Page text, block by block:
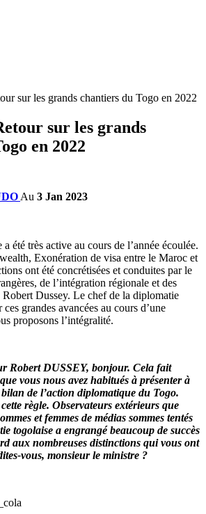
sur les grands chantiers du Togo en 2022
sur les grands
en 2022
Au 3 Jan 2023
été très active au cours de l’année écoulée.
Exonération de visa entre le Maroc et
ont été concrétisées et conduites par le
de l’intégration régionale et des
Robert Dussey. Le chef de la diplomatie
grandes avancées au cours d’une
proposons l’intégralité.
Robert DUSSEY, bonjour. Cela fait
vous nous avez habitués à présenter à
de l’action diplomatique du Togo.
règle. Observateurs extérieurs que
et femmes de médias sommes tentés
togolaise a engrangé beaucoup de succès
aux nombreuses distinctions qui vous ont
vous, monsieur le ministre ?